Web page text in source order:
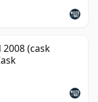
(cask